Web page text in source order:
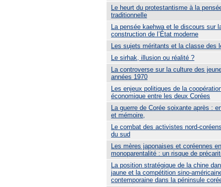
Le heurt du protestantisme à la
traditionnelle
La pensée kaehwa et le discours sur
construction de l’État moderne
Les sujets méritants et la classe des
Le sirhak, illusion ou réalité ?
La controverse sur la culture des
années 1970
Les enjeux politiques de la
économique entre les deux Corées
La guerre de Corée soixante après :
et mémoire,
Le combat des activistes nord-
du sud
Les mères japonaises et coréennes
monoparentalité : un risque de
La position stratégique de la chine
jaune et la compétition sino-
contemporaine dans la péninsule